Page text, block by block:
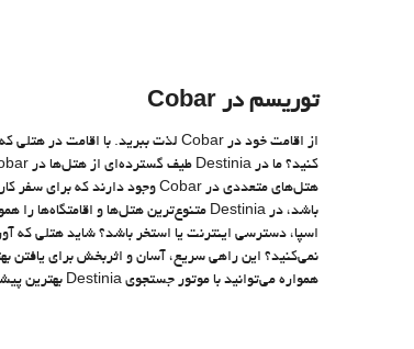
توریسم در Cobar
اسپا، دسترسی اینترنت یا استخر باشد؟ شاید هتلی که
نمی‌کنید؟ این راهی سریع، آسان و اثربخش برای یافتن
همواره می‌توانید با موتور جستجوی Destinia بهترین پیشنهادات را پیدا کنید. کافیست چمدان‌هایتان را ببندید و از سفر خود به Cobar لذت ببرید.